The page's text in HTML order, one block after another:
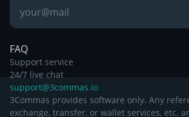
Base de
Conhecimento
FAQ
Support service
24/7 live chat
support@3commas.io
3Commas provides software only. Any
exchange, transfer, or wallet services, etc.